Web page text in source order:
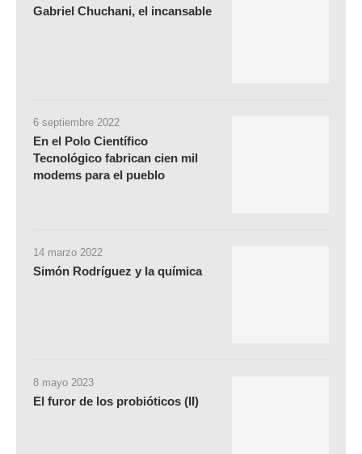
Gabriel Chuchani, el incansable
6 septiembre 2022
En el Polo Científico
Tecnológico fabrican cien mil
modems para el pueblo
14 marzo 2022
Simón Rodríguez y la química
8 mayo 2023
El furor de los probióticos (II)